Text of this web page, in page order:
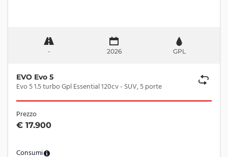
- 2026 GPL
EVO Evo 5
Evo 5 1.5 turbo Gpl Essential 120cv - SUV, 5 porte
Prezzo
€ 17.900
Consumi